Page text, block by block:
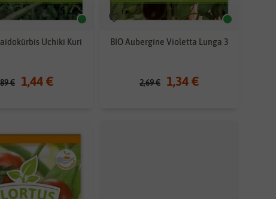
Uchiki Kuri
€ 1,44 €
BIO Aubergine Violetta Lunga 3
2,69 € 1,34 €